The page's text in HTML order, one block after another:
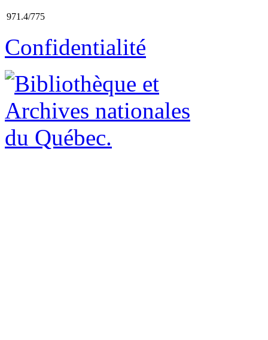
971.4/775
Confidentialité